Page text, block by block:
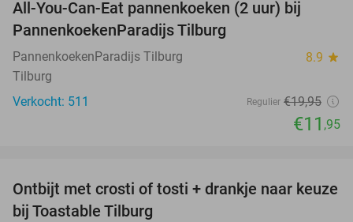
All-You-Can-Eat pannenkoeken (2 uur) bij
PannenkoekenParadijs Tilburg
PannenkoekenParadijs Tilburg 8.9 star
Tilburg
Verkocht: 511
Regulier €19,95
€11 ,95
38%
Ontbijt met crosti of tosti + drankje naar keuze
bij Toastable Tilburg